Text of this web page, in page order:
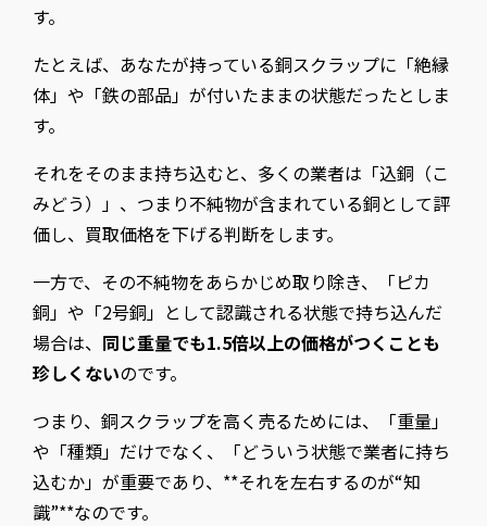
す。
たとえば、あなたが持っている銅スクラップに「絶縁
体」や「鉄の部品」が付いたままの状態だったとしま
す。
それをそのまま持ち込むと、多くの業者は「込銅（こ
みどう）」、つまり不純物が含まれている銅として評
価し、買取価格を下げる判断をします。
一方で、その不純物をあらかじめ取り除き、「ピカ
銅」や「2号銅」として認識される状態で持ち込んだ
場合は、 同じ重量でも1.5倍以上の価格がつくことも
珍しくないのです。
つまり、銅スクラップを高く売るためには、「重量」
や「種類」だけでなく、「どういう状態で業者に持ち
込むか」が重要であり、**それを左右するのが“知
識”**なのです。